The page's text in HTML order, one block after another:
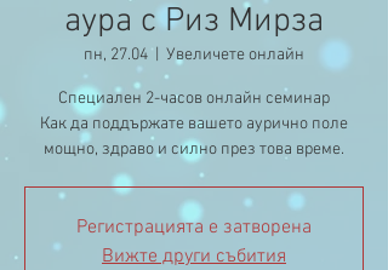
аура с Риз Мирза
пн, 27.04 Увеличете онлайн
Специален 2-часов онлайн семинар
Как да поддържате вашето аурично поле
мощно, здраво и силно през това време.
Регистрацията е затворена
Вижте други събития